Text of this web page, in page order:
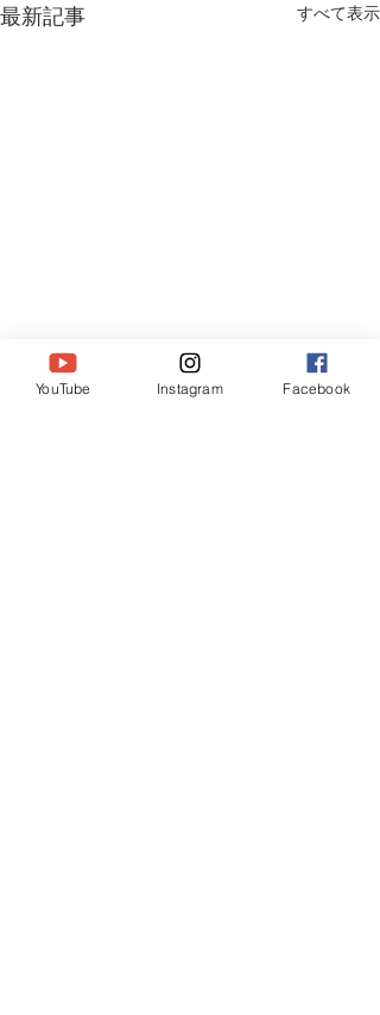
最新記事 すべて表示
YouTube Instagram Facebook